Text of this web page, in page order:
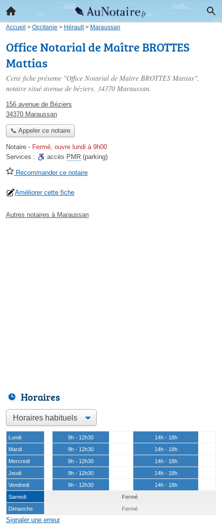
Accueil > Occitanie > Hérault> Maraussan
Office Notarial de Maître BROTTES
Mattias
Cette fiche présente "Office Notarial de Maître BROTTES Mattias",
notaire situé avenue de béziers, 34370 Maraussan.
156 avenue de Béziers
34370 Maraussan
📞 Appeler ce notaire
Notaire - Fermé, ouvre lundi à 9h00
Services :
accès PMR (parking)
Recommander ce notaire
Améliorer cette fiche
Autres notaires à Maraussan
Horaires
Lundi 9h - 12h30
14h - 18h
Mardi
9h - 12h30
14h - 18h
Mercredi
9h - 12h30
14h - 18h
Jeudi
9h - 12h30
14h - 18h
Vendredi
9h - 12h30
14h - 18h
Samedi
Fermé
Dimanche
Fermé
Signaler une erreur